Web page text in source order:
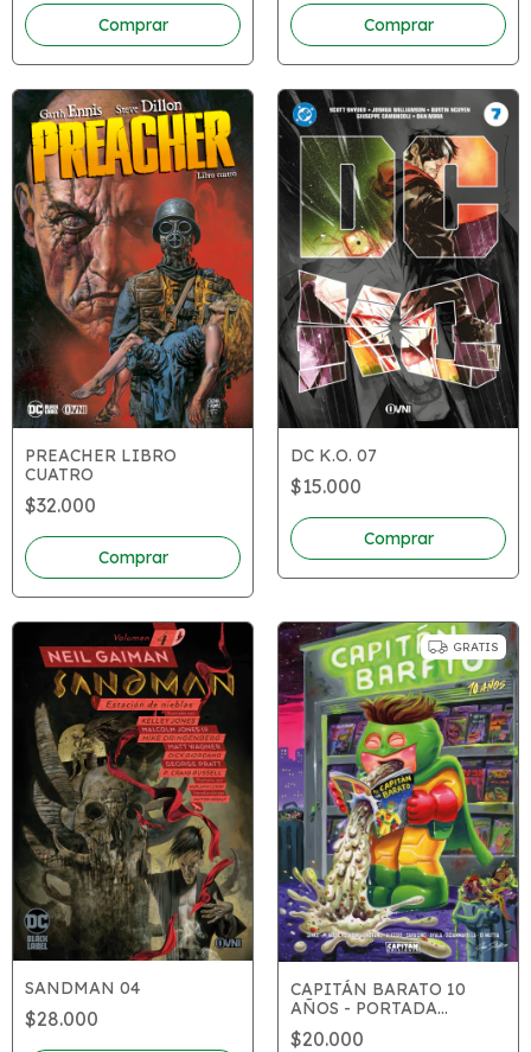
PREACHER LIBRO
CUATRO
$32.000
DC K.O. 07
$15.000
SANDMAN 04
$28.000
GRATIS
CAPITÁN BARATO 10
AÑOS - PORTADA
VARIANTE
$20.000